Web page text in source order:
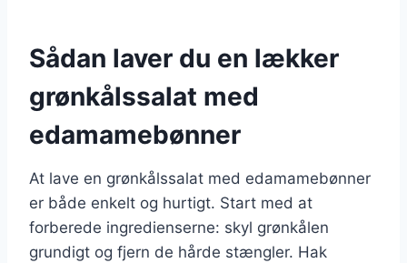
Sådan laver du en lækker
grønkålssalat med
edamamebønner
At lave en grønkålssalat med edamamebønner
er både enkelt og hurtigt. Start med at
forberede ingredienserne: skyl grønkålen
grundigt og fjern de hårde stængler. Hak